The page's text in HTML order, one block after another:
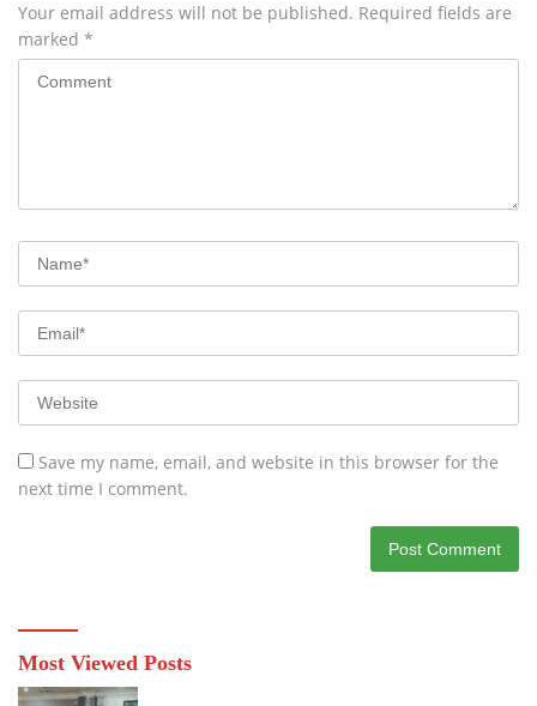
Your email address will not be published. Required fields are
marked *
Save my name, email, and website in this browser for the
next time I comment.
Most Viewed Posts